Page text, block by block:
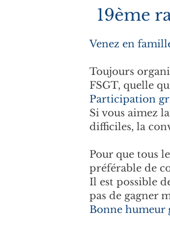
19ème
Venez en famill
Toujours
FSGT, quelle
Participation
Si vous aimez
difficiles, la
Pour que tous
préférable de
Il est possible
pas de gagner
Bonne humeur